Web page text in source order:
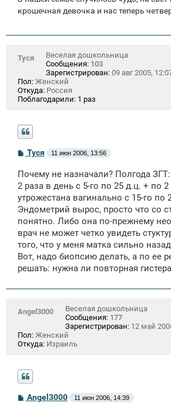
крошечная девочка и нас теперь
Туся
Веселая дошкольница
Сообщения: 103
Зарегистрирован: 09 авг 2005,
Пол: Женский
Откуда: Россия
Поблагодарили: 1 раз
С
б
щ
е
н
и
Туся 11 июн 2006, 13:56
Почему не назначали? Полгода
2 раза в день с 5-го по 25 д.ц. + по
утрожестана вагинально с 15-го по
Эндометрий вырос, просто что со
понятно. Либо она по-прежнему
врач не может четко увидеть
того, что у меня матка сильно
Вот, надо биопсию делать, а по ее
решать: нужна ли повторная
Angel3000
Веселая дошкольница
Сообщения: 177
Зарегистрирован: 12 май
Пол: Женский
Откуда: Израиль
С
Angel3000 11 июн 2006, 14:39